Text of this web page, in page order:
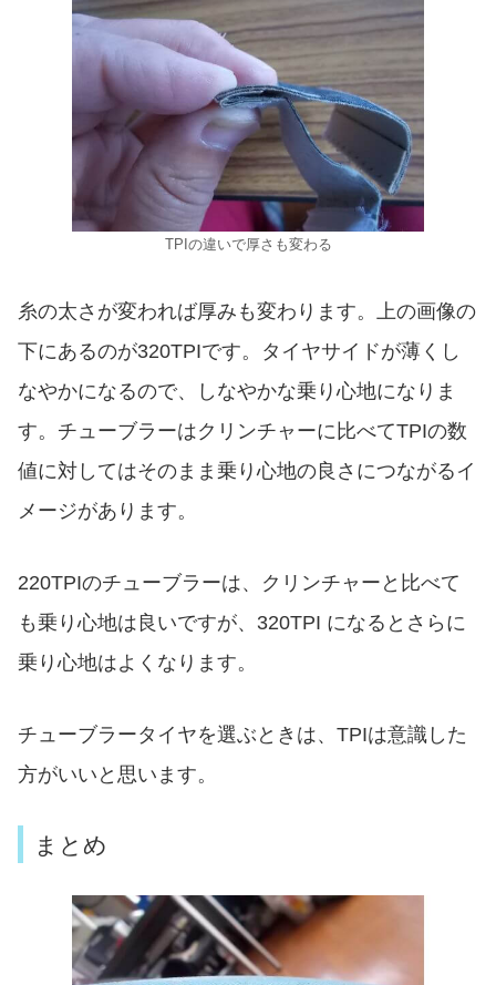
TPIの違いで厚さも変わる
糸の太さが変われば厚みも変わります。上の画像の
下にあるのが320TPIです。タイヤサイドが薄くし
なやかになるので、しなやかな乗り心地になりま
す。チューブラーはクリンチャーに比べてTPIの数
値に対してはそのまま乗り心地の良さにつながるイ
メージがあります。
220TPIのチューブラーは、クリンチャーと比べて
も乗り心地は良いですが、320TPI になるとさらに
乗り心地はよくなります。
チューブラータイヤを選ぶときは、TPIは意識した
方がいいと思います。
まとめ